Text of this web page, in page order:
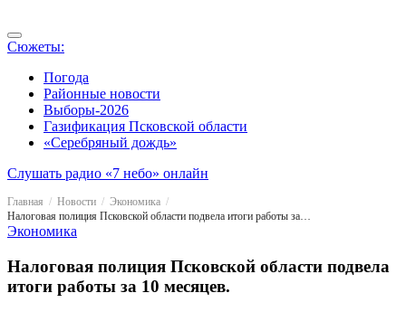
Сюжеты:
Погода
Районные новости
Выборы-2026
Газификация Псковской области
«Серебряный дождь»
Слушать радио «7 небо» онлайн
Главная Новости
Экономика
Налоговая полиция Псковской области подвела итоги работы за 10 месяцев.
Экономика
Налоговая полиция Псковской области подвела
итоги работы за 10 месяцев.